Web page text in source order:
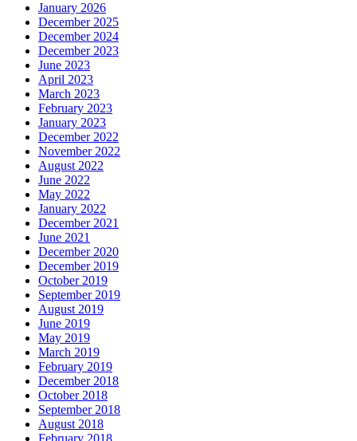
January 2026
December 2025
December 2024
December 2023
June 2023
April 2023
March 2023
February 2023
January 2023
December 2022
November 2022
August 2022
June 2022
May 2022
January 2022
December 2021
June 2021
December 2020
December 2019
October 2019
September 2019
August 2019
June 2019
May 2019
March 2019
February 2019
December 2018
October 2018
September 2018
August 2018